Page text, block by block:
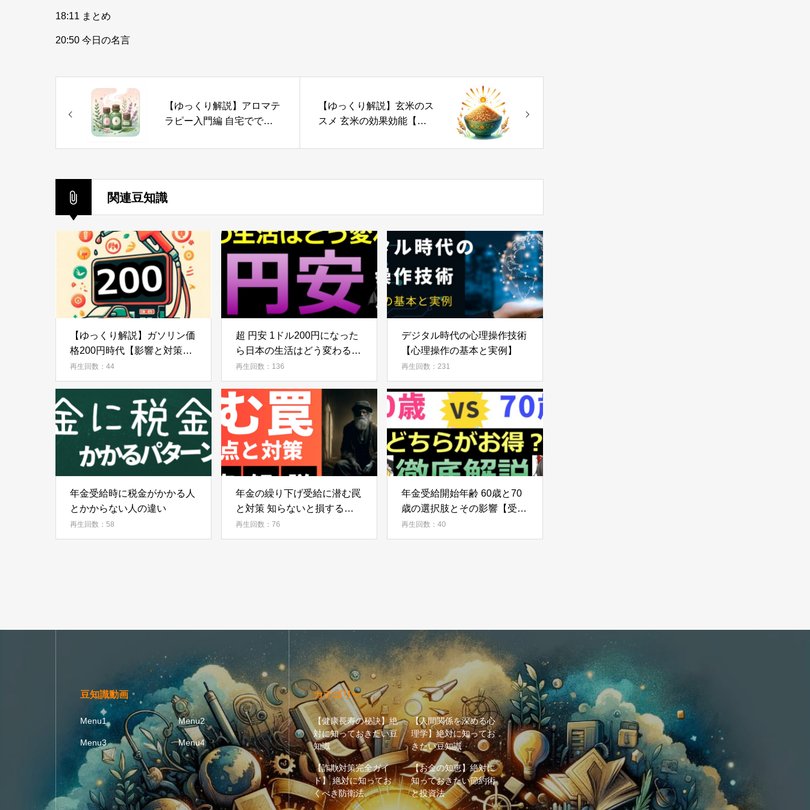
18:11 まとめ
20:50 今日の名言
【ゆっくり解説】アロマテ
ラピー入門編 自宅ででき
豊かにする知識】
【ゆっくり解説】玄米のス
スメ 玄米の効果効能【一
関連豆知識
【ゆっくり解説】ガソリン価
格200円時代【影響と対策を
徹底解説】
再生回数：44
超 円安 1ドル200円になった
ら日本の生活はどう変わる？
円安時代の生活戦略10選【徹
底解説】
再生回数：136
デジタル時代の心理操作技術
【心理操作の基本と実例】
再生回数：231
年金受給時に税金がかかる人
とかからない人の違い
再生回数：58
年金の繰り下げ受給に潜む罠
と対策 知らないと損する注
意点【徹底解説】
再生回数：76
年金受給開始年齢 60歳と70
歳の選択肢とその影響【受給
額シュミレーション】
再生回数：40
豆知識動画
Menu1 Menu2
Menu3 Menu4
カテゴリー
【健康長寿の秘訣】絶
対に知っておきたい豆
知識
【人間関係を深める心
理学】絶対に知ってお
きたい豆知識
【詐欺対策完全ガイ
ド】 絶対に知ってお
くべき防衛法
【お金の知恵】絶対に
知っておきたい節約術
と投資法